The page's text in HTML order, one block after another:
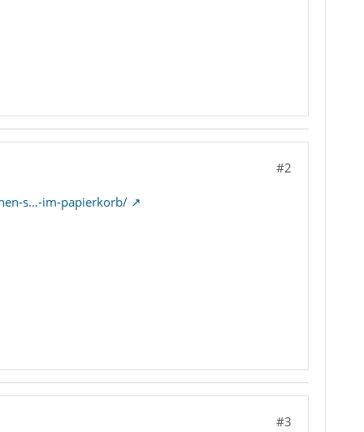
#2
s…-im-papierkorb/
#3